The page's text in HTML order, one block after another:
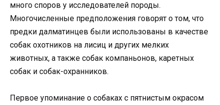
много споров у исследователей породы.
Многочисленные предположения говорят о том, что
предки далматинцев были использованы в качестве
собак охотников на лисиц и других мелких
животных, а также собак компаньонов, каретных
собак и собак-охранников.
Первое упоминание о собаках с пятнистым окрасом